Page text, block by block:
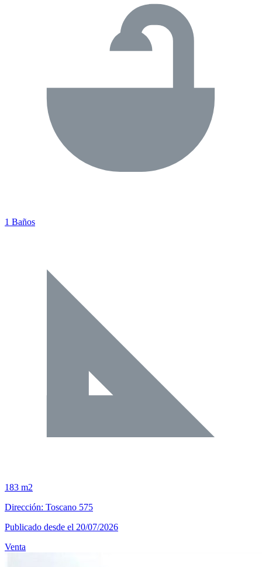
1 Baños
183 m2
Dirección: Toscano 575
Publicado desde el 20/07/2026
Venta